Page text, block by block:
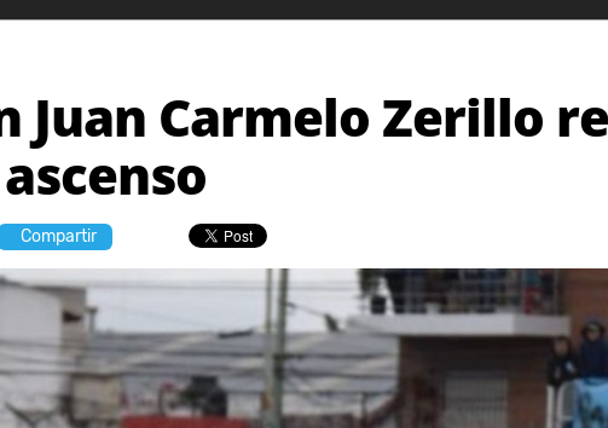
Juan Carmelo Zerillo
Compartir